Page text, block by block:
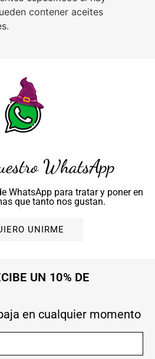
contener aceites
WhatsApp
WhatsApp para tratar y poner en
que tanto nos gustan.
UNIRME
UN 10% DE
en cualquier momento